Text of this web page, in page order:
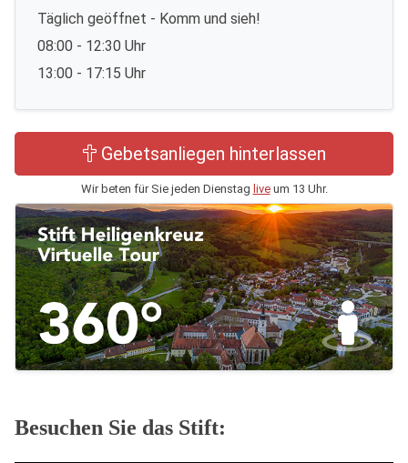
Täglich geöffnet - Komm und sieh!
08:00 - 12:30 Uhr
13:00 - 17:15 Uhr
Gebetsanliegen hinterlassen
Wir beten für Sie jeden Dienstag liveum 13 Uhr.
Besuchen Sie das Stift: